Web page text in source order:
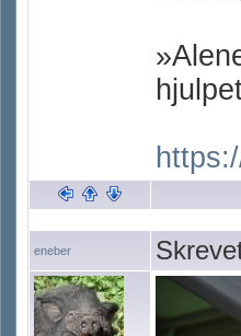
eneber